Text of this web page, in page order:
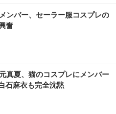
ンバー、セーラー服コスプレの
奮
真夏、猫のコスプレにメンバー
石麻衣も完全沈黙